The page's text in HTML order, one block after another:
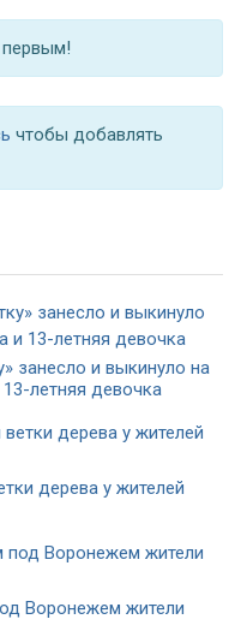
чтобы добавлять
занесло и выкинуло на
летняя девочка
дерева у жителей
Воронежем жители